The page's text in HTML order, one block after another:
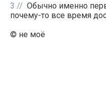
3
Обычно именно
почему-то все время
© не моё